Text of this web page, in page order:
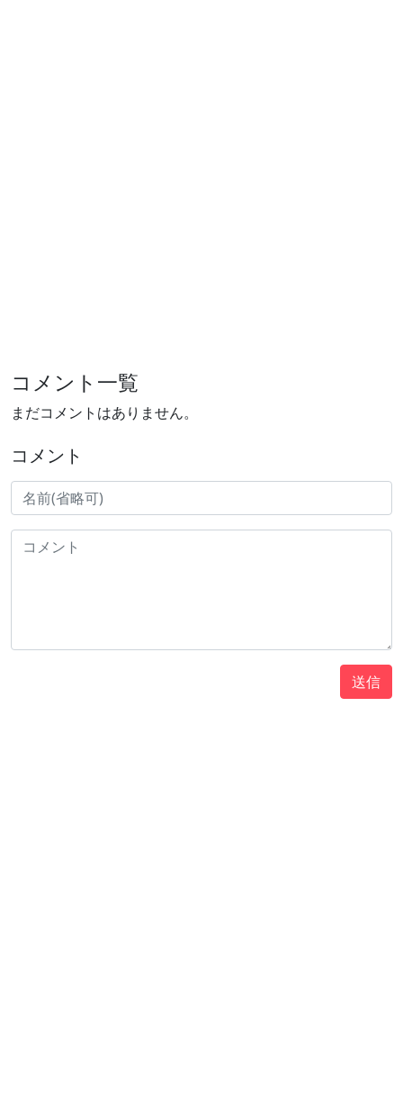
コメント一覧
まだコメントはありません。
コメント
送信